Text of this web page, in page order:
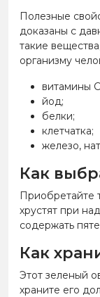
Полезные
доказаны с
такие
организму
витамины
йод;
белки;
клетчатка;
железо,
Как
Приобретайте
хрустят при
содержать
Как
Этот зеленый
храните его